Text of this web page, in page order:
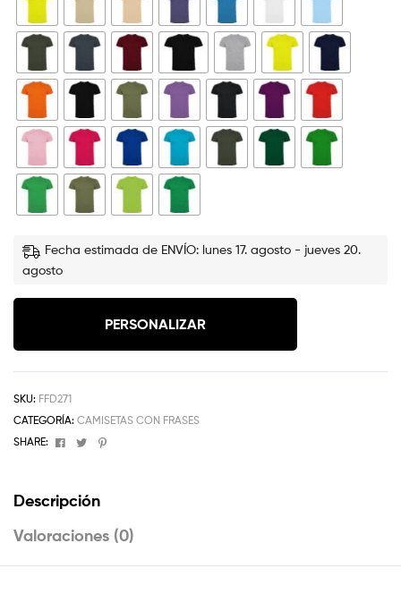
Fecha estimada de ENVÍO: lunes 17. agosto - jueves 20.
agosto
PERSONALIZAR
SKU: FFD271
CATEGORÍA: CAMISETAS CON FRASES
SHARE:
Facebook
TwitterPinterest
Descripción
Valoraciones (0)